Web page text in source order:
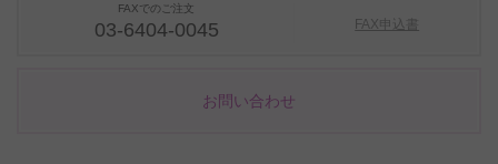
FAXでのご注文
03-6404-0045 FAX申込書
お問い合わせ